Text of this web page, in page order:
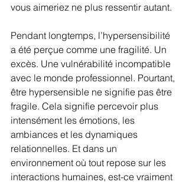
vous aimeriez ne plus ressentir autant.
Pendant longtemps, l’hypersensibilité
a été perçue comme une fragilité. Un
excès. Une vulnérabilité incompatible
avec le monde professionnel. Pourtant,
être hypersensible ne signifie pas être
fragile. Cela signifie percevoir plus
intensément les émotions, les
ambiances et les dynamiques
relationnelles. Et dans un
environnement où tout repose sur les
interactions humaines, est-ce vraiment